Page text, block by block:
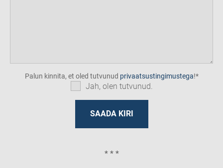
Palun kinnita, et oled tutvunud privaatsustingimustega!
Jah, olen tutvunud.
* * *